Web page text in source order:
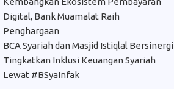
Digital, Bank Muamalat Raih
Penghargaan
BCA Syariah dan Masjid Istiqlal Bersinergi
Tingkatkan Inklusi Keuangan Syariah
Lewat #BSyaInfak